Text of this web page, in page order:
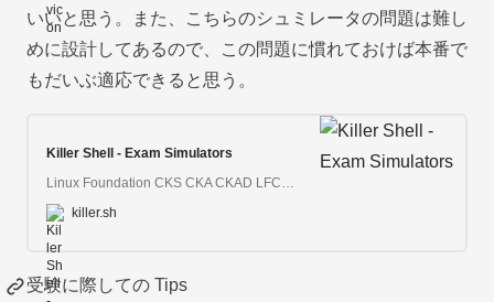
いいと思う。また、こちらのシュミレータの問題は難し
めに設計してあるので、この問題に慣れておけば本番で
もだいぶ適応できると思う。
Killer Shell - Exam Simulators
Linux Foundation CKS CKA CKAD LFCS Kubernetes Linux Exam Simulators / Example Questions / Practice Exam
killer.sh
受験に際しての Tips